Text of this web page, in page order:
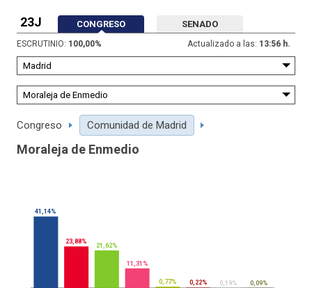
23J CONGRESO SENADO
ESCRUTINIO: 100,00% Actualizado a las: 13:56 h.
Congreso Comunidad de Madrid
Moraleja de Enmedio
41,14%
23,88%
21,62%
11,31%
0,77% 0,22% 0,19% 0,09%